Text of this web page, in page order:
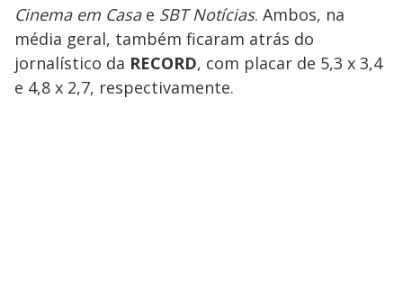
Cinema em Casae SBT Notícias. Ambos, na
média geral, também ficaram atrás do
jornalístico da RECORD, com placar de 5,3 x 3,4
e 4,8 x 2,7, respectivamente.